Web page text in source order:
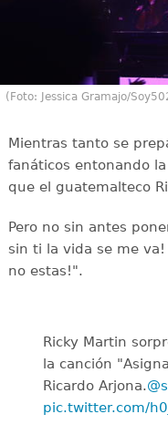
(Foto: Jessica Gramajo/
Mientras tanto se
fanáticos entonando
que el guatemalteco
Pero no sin antes
sin ti la vida se me
no estas!".
Ricky Martin
la canción
Ricardo Arjona.
pic.twitter.com/